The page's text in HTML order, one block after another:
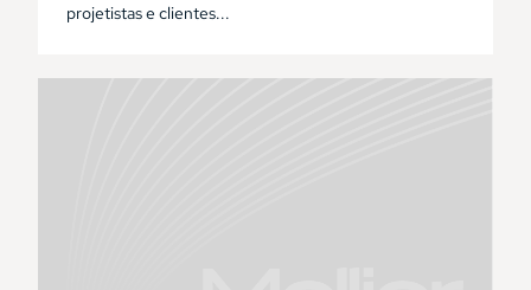
projetistas e clientes...